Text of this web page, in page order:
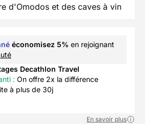
d'Omodos et des caves à vin
économisez 5% en rejoignant
Decathlon Travel
: On offre 2x la différence
à plus de 30j
En savoir plus